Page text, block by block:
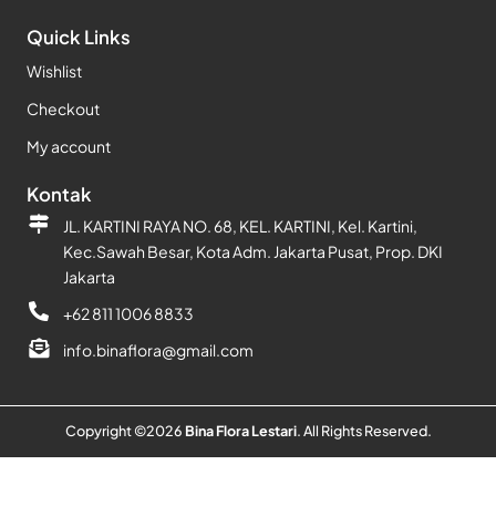
Quick Links
Wishlist
Checkout
My account
Kontak
JL. KARTINI RAYA NO. 68, KEL. KARTINI, Kel. Kartini,
Kec.Sawah Besar, Kota Adm. Jakarta Pusat, Prop. DKI
Jakarta
+62 811 1006 8833
info.binaflora@gmail.com
Copyright ©2026 Bina Flora Lestari. All Rights Reserved.